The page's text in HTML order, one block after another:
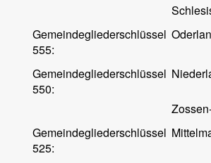
Gemeindegliederschlüssel
555:
Gemeindegliederschlüssel
550:
Gemeindegliederschlüssel
525: